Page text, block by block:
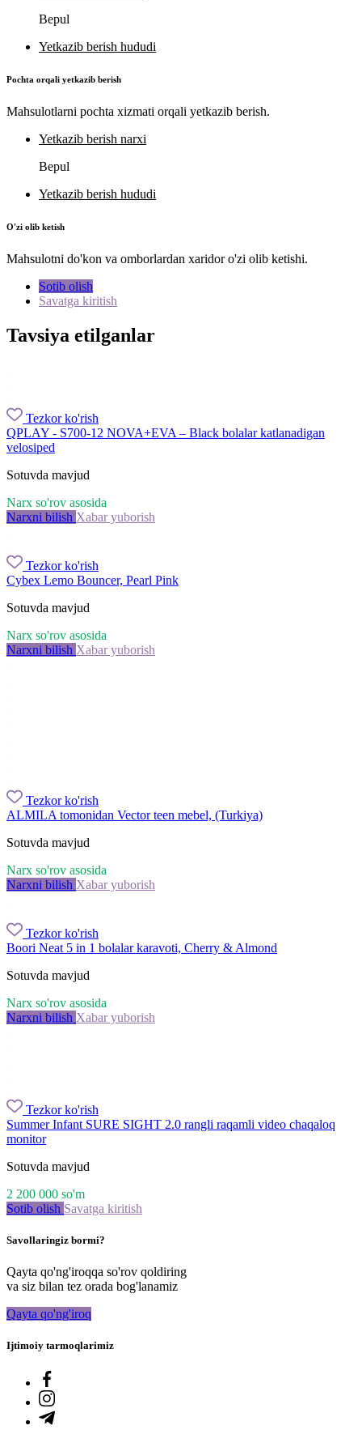
Bepul
Yetkazib berish hududi
Pochta orqali yetkazib berish
Mahsulotlarni pochta xizmati orqali yetkazib berish.
Yetkazib berish narxi
Bepul
Yetkazib berish hududi
O'zi olib ketish
Mahsulotni do'kon va omborlardan xaridor o'zi olib ketishi.
Sotib olish
Savatga kiritish
Tavsiya etilganlar
Tezkor ko'rish
QPLAY - S700-12 NOVA+EVA – Black bolalar katlanadigan
velosiped
Sotuvda mavjud
Narx so'rov asosida
Narxni bilish Xabar yuborish
Tezkor ko'rish
Cybex Lemo Bouncer, Pearl Pink
Sotuvda mavjud
Narx so'rov asosida
Narxni bilish Xabar yuborish
Tezkor ko'rish
ALMILA tomonidan Vector teen mebel, (Turkiya)
Sotuvda mavjud
Narx so'rov asosida
Narxni bilish Xabar yuborish
Tezkor ko'rish
Boori Neat 5 in 1 bolalar karavoti, Cherry & Almond
Sotuvda mavjud
Narx so'rov asosida
Narxni bilish Xabar yuborish
Tezkor ko'rish
Summer Infant SURE SIGHT 2.0 rangli raqamli video chaqaloq
monitor
Sotuvda mavjud
2 200 000 so'm
Sotib olish Savatga kiritish
Savollaringiz bormi?
Qayta qo'ng'iroqqa so'rov qoldiring
va siz bilan tez orada bog'lanamiz
Qayta qo'ng'iroq
Ijtimoiy tarmoqlarimiz